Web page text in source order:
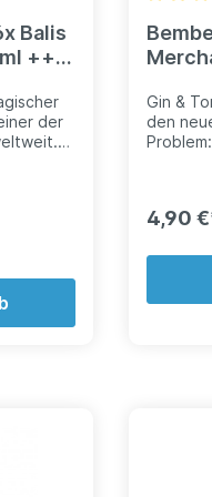
Balis
+++
der
starken
Gin &
den
4,90